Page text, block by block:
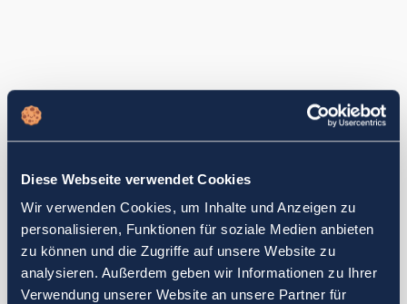
Diese Webseite verwendet Cookies
Wir verwenden Cookies, um Inhalte und Anzeigen zu
personalisieren, Funktionen für soziale Medien anbieten
zu können und die Zugriffe auf unsere Website zu
analysieren. Außerdem geben wir Informationen zu Ihrer
Verwendung unserer Website an unsere Partner für